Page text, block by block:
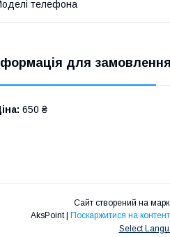
телефона
для замовлення
650 ₴
Сайт створений на
AksPoint | Поскаржитися на контент
Select